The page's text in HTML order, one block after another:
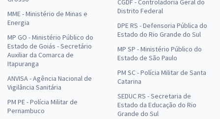
MME - Ministério de Minas e
Energia
MP GO - Ministério Público do
Estado de Goiás - Secretário
Auxiliar da Comarca de
Itapuranga
ANVISA - Agência Nacional de
Vigilância Sanitária
PM PE - Polícia Militar de
Pernambuco
CGDF - Controladoria Geral do
Distrito Federal
DPE RS - Defensoria Pública do
Estado do Rio Grande do Sul
MP SP - Ministério Público do
Estado de São Paulo
PM SC - Polícia Militar de Santa
Catarina
SEDUC RS - Secretaria de
Estado da Educação do Rio
Grande do Sul